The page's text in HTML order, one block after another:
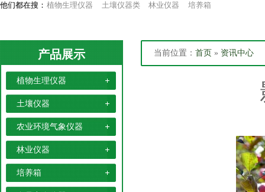
他们都在搜： 植物生理仪器 土壤仪器类 林业仪器 培养箱
产品展示
植物生理仪器
土壤仪器
农业环境气象仪器
林业仪器
培养箱
当前位置： 首页 » 资讯中心